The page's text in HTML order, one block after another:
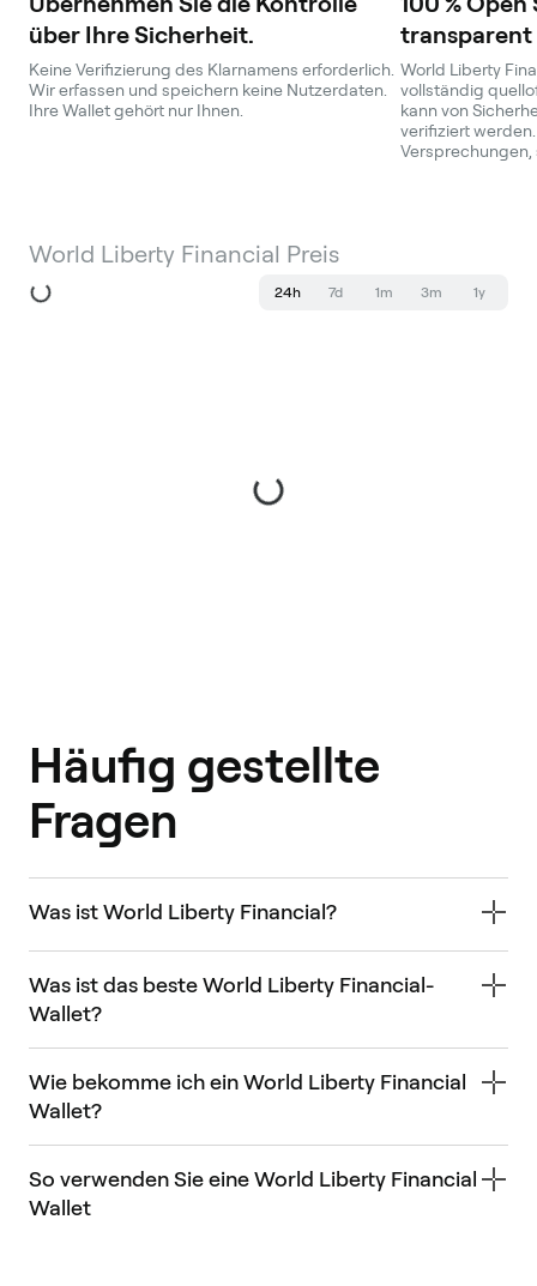
über Ihre Sicherheit.
Keine Verifizierung des Klarnamens erforderlich.
Wir erfassen und speichern keine Nutzerdaten.
Ihre Wallet gehört nur Ihnen.
transparent
World Liberty
vollständig
kann von
verifiziert
Versprechungen,
World Liberty Financial Preis
24h 7d 1m 3m 1y
Häufig gestellte
Fragen
Was ist World Liberty Financial?
Was ist das beste World Liberty Financial-
Wallet?
Wie bekomme ich ein World Liberty Financial
Wallet?
So verwenden Sie eine World Liberty Financial
Wallet